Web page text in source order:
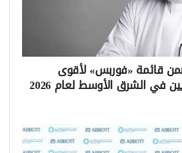
قائمة «فوربس» لأقوى
في الشرق الأوسط لعام 2026